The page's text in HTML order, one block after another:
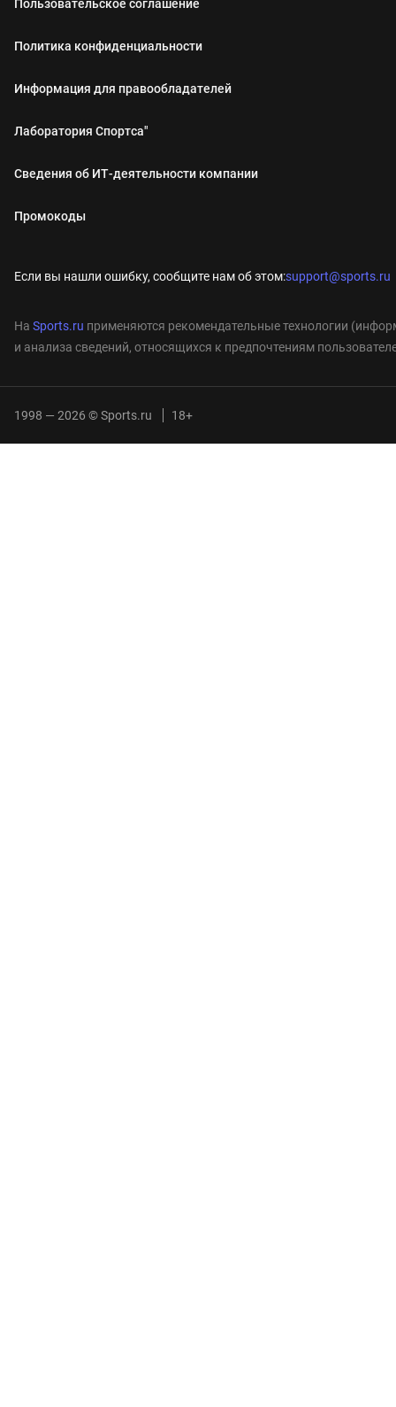
Пользовательское соглашение
Политика конфиденциальности
Информация для правообладателей
Лаборатория Спортса"
Сведения об ИТ‑деятельности компании
Промокоды
Если вы нашли ошибку, сообщите нам об этом:support@sports.ru
На Sports.ru применяются рекомендательные технологии
и анализа сведений, относящихся к предпочтениям
1998 — 2026 © Sports.ru 18+